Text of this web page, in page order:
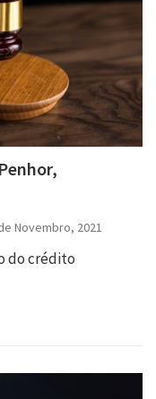
Novembro, 2021
do crédito